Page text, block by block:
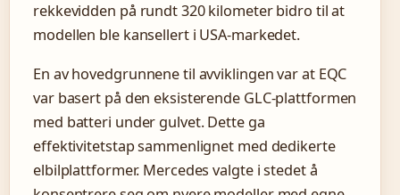
rekkevidden på rundt 320 kilometer bidro til at
modellen ble kansellert i USA-markedet.
En av hovedgrunnene til avviklingen var at EQC
var basert på den eksisterende GLC-plattformen
med batteri under gulvet. Dette ga
effektivitetstap sammenlignet med dedikerte
elbilplattformer. Mercedes valgte i stedet å